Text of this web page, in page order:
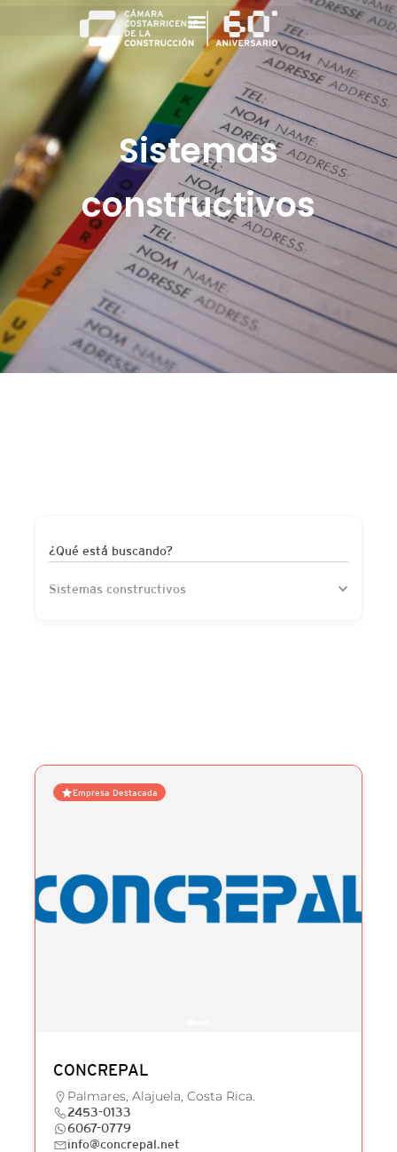
Sistemas
constructivos
¿Qué está buscando?
Sistemas constructivos
Empresa Destacada
CONCREPAL
Palmares, Alajuela, Costa Rica.
2453-0133
6067-0779
info@concrepal.net